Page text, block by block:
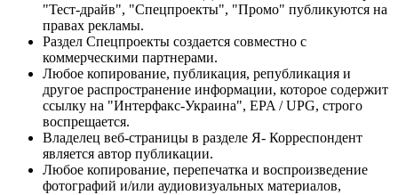
"Тест-драйв", "Спецпроекты", "Промо" публикуются на
правах рекламы.
Раздел Спецпроекты создается совместно с
коммерческими партнерами.
Любое копирование, публикация, републикация и
другое распространение информации, которое содержит
ссылку на "Интерфакс-Украина", EPA / UPG, строго
воспрещается.
Владелец веб-страницы в разделе Я- Корреспондент
является автор публикации.
Любое копирование, перепечатка и воспроизведение
фотографий и/или аудиовизуальных материалов,